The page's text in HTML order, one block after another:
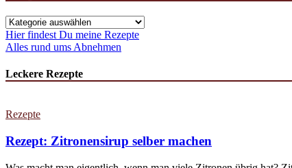
Kategorien
Hier findest Du meine Rezepte
Alles rund ums Abnehmen
Leckere Rezepte
Rezepte
Rezept: Zitronensirup selber machen